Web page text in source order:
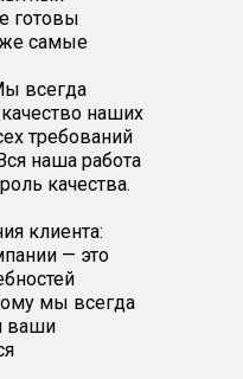
готовы
самые
всегда
наших
требований
наша работа
качества.
клиента:
— это
мы всегда
ваши